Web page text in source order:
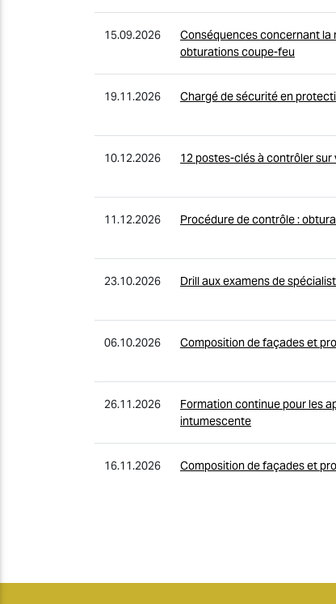
15.09.2026
Conséquences concernant la
obturations coupe-feu
19.11.2026 Chargé de sécurité en
10.12.2026 12 postes-clés à contrôler sur
11.12.2026 Procédure de contrôle :
23.10.2026 Drill aux examens de
06.10.2026 Composition de façades et
26.11.2026
Formation continue pour les
intumescente
16.11.2026 Composition de façades et